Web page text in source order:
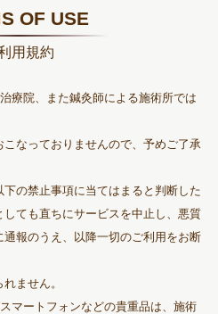
OF USE
用規約
療院、また鍼灸師による施術所では
なっておりませんので、予めご了承
の禁止事項に当てはまると判断した
ても直ちにサービスを中止し、悪質
報のうえ、以降一切のご利用をお断
ません。
マートフォンなどの貴重品は、施術